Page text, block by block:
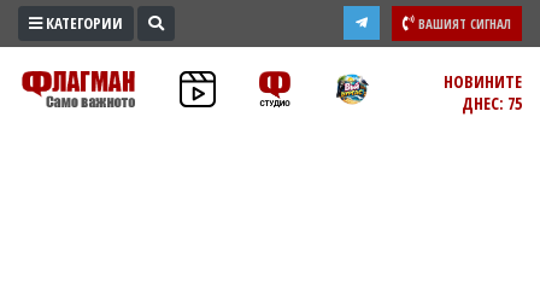
ПРОМО
ЗОНА
КАТЕГОРИИ ВАШИЯТ СИГНАЛ
НОВИНИТЕ
ДНЕС: 75